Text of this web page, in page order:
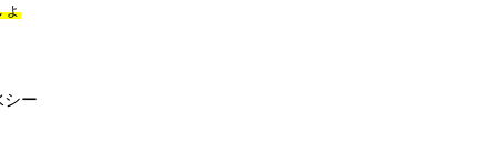
ょ
シー